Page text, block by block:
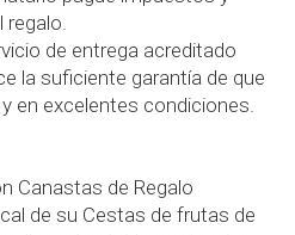
regalo.
de entrega acreditado
la suficiente garantía de que
en excelentes condiciones.
Canastas de Regalo
de su Cestas de frutas de